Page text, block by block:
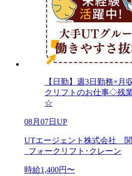
【日勤】週3日勤務×月
クリフトのお仕事◇残
☆
08月07日UP
UTエージェント株式会社
_フォークリフト･クレーン
時給1,400円〜